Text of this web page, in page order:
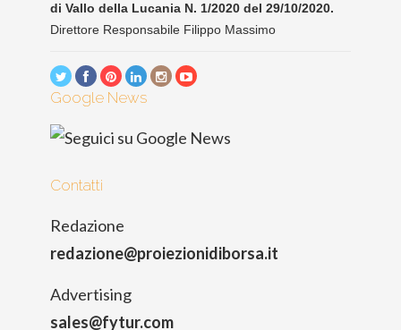
di Vallo della Lucania N. 1/2020 del 29/10/2020.
Direttore Responsabile Filippo Massimo
Google News
Contatti
Redazione
redazione@proiezionidiborsa.it
Advertising
sales@fytur.com